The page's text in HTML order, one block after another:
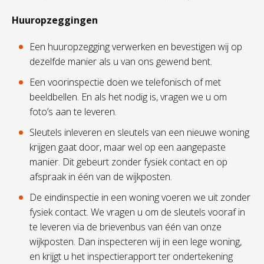
Huuropzeggingen
Een huuropzegging verwerken en bevestigen wij op
dezelfde manier als u van ons gewend bent.
Een voorinspectie doen we telefonisch of met
beeldbellen. En als het nodig is, vragen we u om
foto’s aan te leveren.
Sleutels inleveren en sleutels van een nieuwe woning
krijgen gaat door, maar wel op een aangepaste
manier. Dit gebeurt zonder fysiek contact en op
afspraak in één van de wijkposten.
De eindinspectie in een woning voeren we uit zonder
fysiek contact. We vragen u om de sleutels vooraf in
te leveren via de brievenbus van één van onze
wijkposten. Dan inspecteren wij in een lege woning,
en krijgt u het inspectierapport ter ondertekening